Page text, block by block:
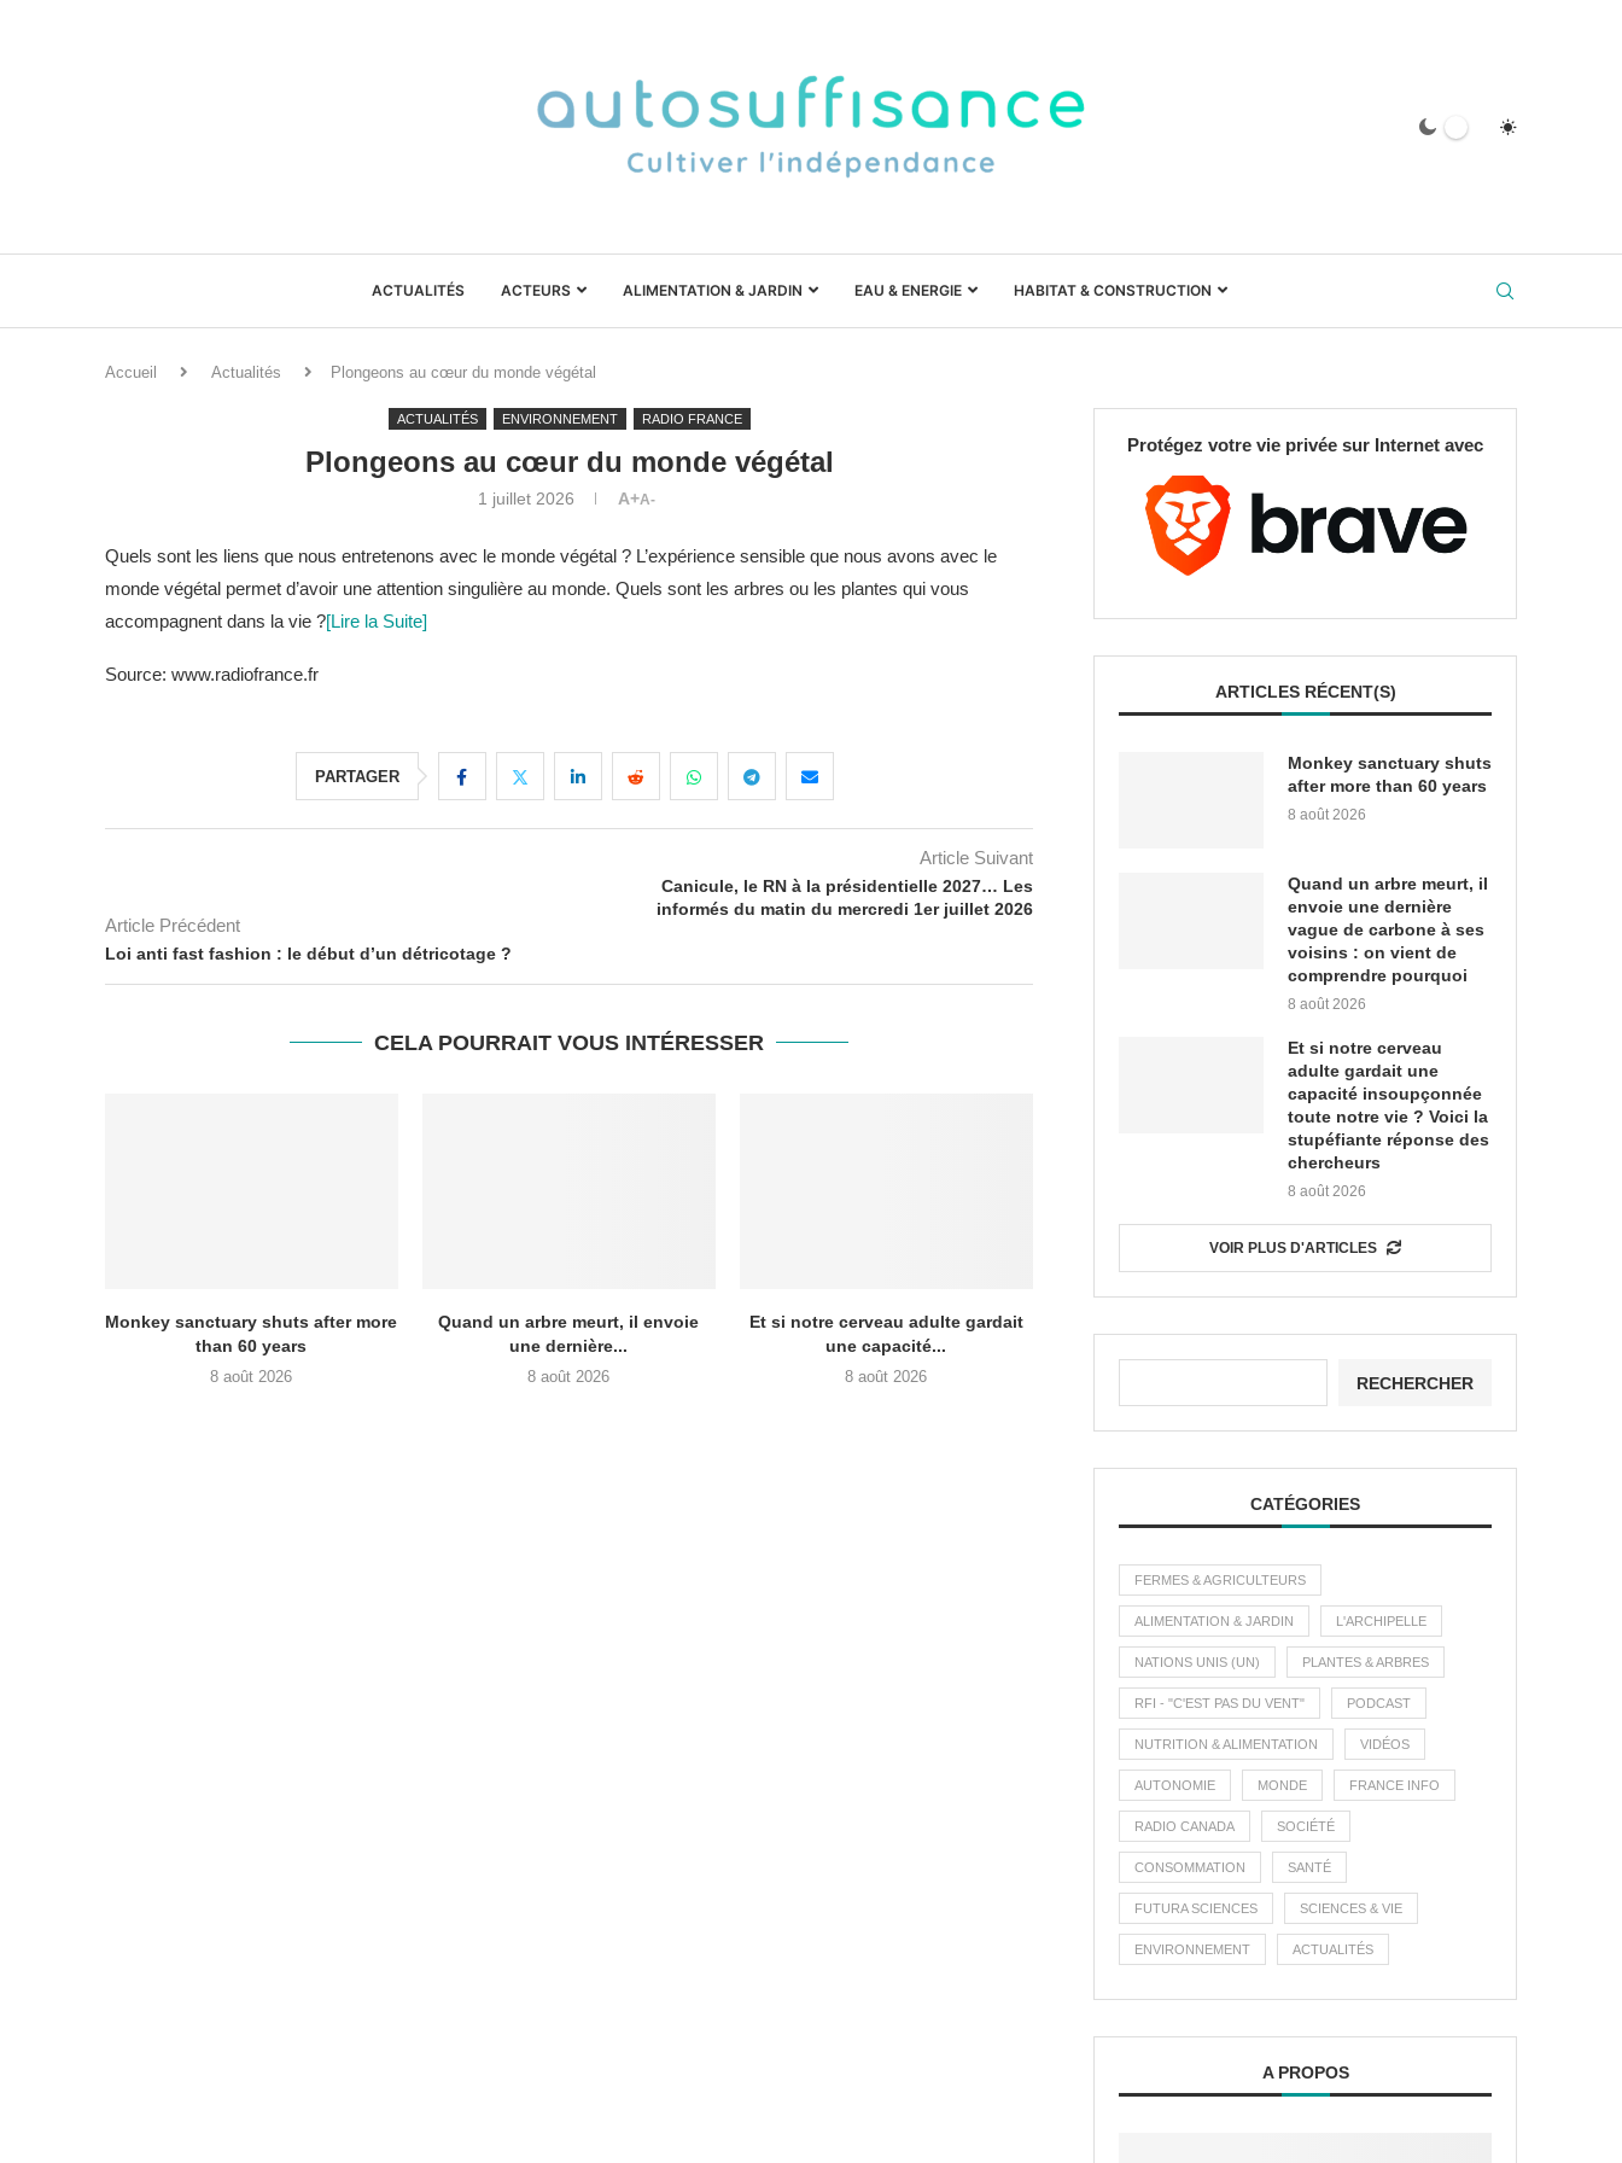
ACTUALITÉS ACTEURS ALIMENTATION & JARDIN EAU & ENERGIE HABITAT & CONSTRUCTION
Accueil Actualités Plongeons au cœur du monde végétal
ACTUALITÉS ENVIRONNEMENT RADIO FRANCE
Plongeons au cœur du monde végétal
1 juillet 2026 A+A-
Quels sont les liens que nous entretenons avec le monde végétal ? L’expérience sensible que nous avons avec le
monde végétal permet d’avoir une attention singulière au monde. Quels sont les arbres ou les plantes qui vous
accompagnent dans la vie ?[Lire la Suite]
Source: www.radiofrance.fr
PARTAGER
Article Précédent
Loi anti fast fashion : le début d’un détricotage ?
Article Suivant
Canicule, le RN à la présidentielle 2027… Les
informés du matin du mercredi 1er juillet 2026
CELA POURRAIT VOUS INTÉRESSER
Monkey sanctuary shuts after more
than 60 years
8 août 2026
Quand un arbre meurt, il envoie
une dernière...
8 août 2026
Et si notre cerveau adulte gardait
une capacité...
8 août 2026
Protégez votre vie privée sur Internet avec
ARTICLES RÉCENT(S)
Monkey sanctuary shuts
after more than 60 years
8 août 2026
Quand un arbre meurt, il
envoie une dernière
vague de carbone à ses
voisins : on vient de
comprendre pourquoi
8 août 2026
Et si notre cerveau
adulte gardait une
capacité insoupçonnée
toute notre vie ? Voici la
stupéfiante réponse des
chercheurs
8 août 2026
VOIR PLUS D'ARTICLES
RECHERCHER
CATÉGORIES
FERMES & AGRICULTEURS
ALIMENTATION & JARDIN L'ARCHIPELLE
NATIONS UNIS (UN) PLANTES & ARBRES
RFI - "C'EST PAS DU VENT" PODCAST
NUTRITION & ALIMENTATION VIDÉOS
AUTONOMIE MONDE FRANCE INFO
RADIO CANADA SOCIÉTÉ
CONSOMMATION SANTÉ
FUTURA SCIENCES SCIENCES & VIE
ENVIRONNEMENT ACTUALITÉS
A PROPOS